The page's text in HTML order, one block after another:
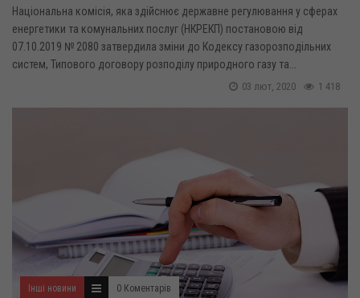
Національна комісія, яка здійснює державне регулювання у сферах
енергетики та комунальних послуг (НКРЕКП) постановою від
07.10.2019 № 2080 затвердила зміни до Кодексу газорозподільних
систем, Типового договору розподілу природного газу та...
1 418
03 лют, 2020
Інші новини 0 Коментарів